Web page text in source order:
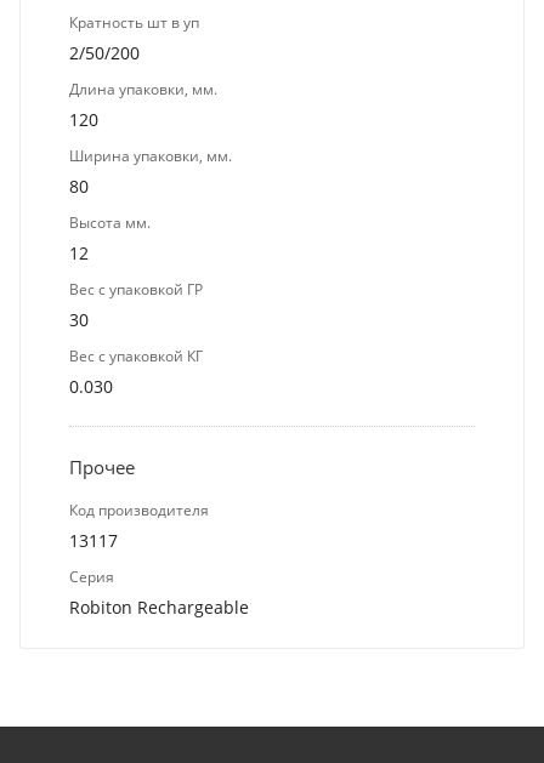
Кратность шт в уп
2/50/200
Длина упаковки, мм.
120
Ширина упаковки, мм.
80
Высота мм.
12
Вес с упаковкой ГР
30
Вес с упаковкой КГ
0.030
Прочее
Код производителя
13117
Серия
Robiton Rechargeable